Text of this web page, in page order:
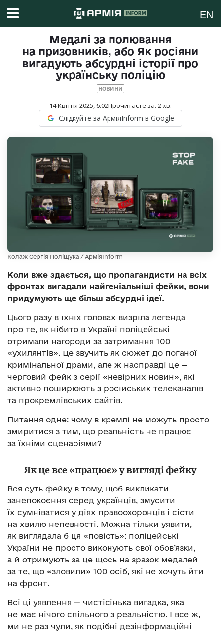
EN
Медалі за полювання
на призовників, або Як росіяни
вигадують абсурдні історії про
українську поліцію
НОВИНИ
14 Квітня 2025, 6:02Прочитаєте за: 2хв.
Слідкуйте за АрміяInform в Google
Колаж Сергія Поліщука / АрміяInform
Коли вже здається, що пропагандисти на всіх
фронтах вигадали найгеніальніші фейки, вони
придумують ще більш абсурдні ідеї.
Цього разу в їхніх головах визріла легенда
про те, як нібито в Україні поліцейські
отримали нагороди за затримання 100
«ухилянтів». Це звучить як сюжет до поганої
кримінальної драми, але ж насправді це —
черговий фейк з серії «невірних новин», які
активно поширюють з російських телеканалів
та прокремлівських сайтів.
Питання одне: чому в кремлі не можуть просто
змиритися з тим, що реальність не працює
за їхніми сценаріями?
Як це все «працює» у вигляді фейку
Вся суть фейку в тому, щоб викликати
занепокоєння серед українців, змусити
їх сумніватися у діях правоохоронців і сісти
на хвилю непевності. Можна тільки уявити,
як виглядала б ця «повість»: поліцейські
України не просто виконують свої обов’язки,
а й отримують за це щось на зразок медалей
за те, що «зловили» 100 осіб, які не хочуть йти
на фронт.
Всі ці уявлення — чистісінька вигадка, яка
не має нічого спільного з реальністю. І все ж,
ми не раз чули, як подібні дезінформаційні